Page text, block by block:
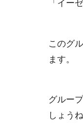
「イー
このグ
ます。
グルー
しょうね